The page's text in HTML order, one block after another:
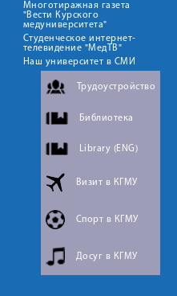
Многотиражная газета
"Вести Курского
медуниверситета"
Студенческое интернет-
телевидение "МедТВ"
Наш университет в СМИ
Трудоустройство
Библиотека
Library (ENG)
Визит в КГМУ
Спорт в КГМУ
Досуг в КГМУ